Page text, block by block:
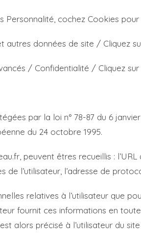
cochez Cookies pour
données de site / Cliquez
/ Confidentialité / Cliquez
par la loi n° 78-87 du 6 janvier
du 24 octobre 1995.
peuvent êtres recueillis : l’URL
de l’utilisateur, l’adresse de
relatives à l’utilisateur que
fournit ces informations en
alors précisé à l’utilisateur du